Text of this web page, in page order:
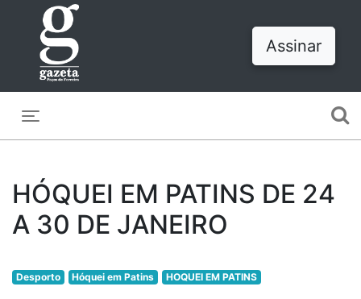
Assinar
HÓQUEI EM PATINS DE 24
A 30 DE JANEIRO
Desporto Hóquei em Patins HOQUEI EM PATINS